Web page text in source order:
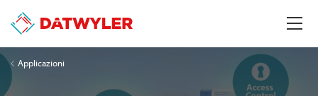
Applicazioni